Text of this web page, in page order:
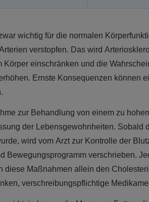
wichtig für die normalen
verstopfen. Das wird
Körper einschränken und die
Ernste Konsequenzen können
zur Behandlung von einem zu
der Lebensgewohnheiten. Sobald
wird vom Arzt zur Kontrolle der
Bewegungsprogramm verschrieben.
diese Maßnahmen allein den
verschreibungspflichtige